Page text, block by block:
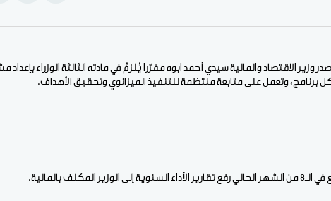
وزير الاقتصاد والمالية سيدي أحمد ابوه مقرّرا يُلزمُ في مادته الثالثة الوزراء بإعداد
برنامج، وتعمل على متابعة منتظمة للتنفيذ الميزانوي وتحقيق الأهداف.
المكلف بالمالية.